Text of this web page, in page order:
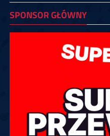
SPONSOR GŁÓWNY